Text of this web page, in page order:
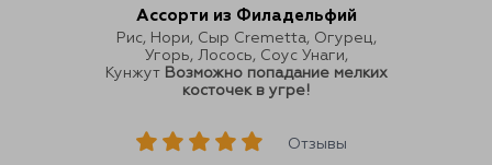
Отзывы
Ассорти из Филадельфий
Рис, Нори, Сыр Cremetta, Огурец,
Угорь, Лосось, Соус Унаги,
Кунжут Возможно попадание мелких
косточек в угре!